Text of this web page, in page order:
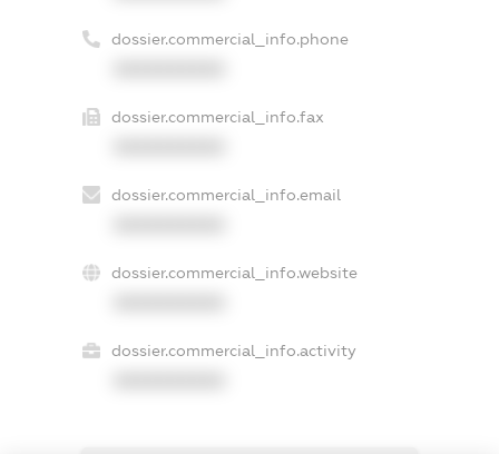
dossier.commercial_info.phone
dossier.commercial_info.fax
dossier.commercial_info.email
dossier.commercial_info.website
dossier.commercial_info.activity